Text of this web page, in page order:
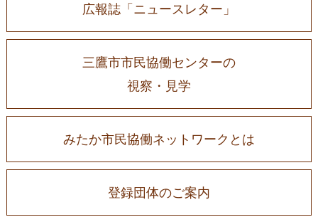
広報誌「ニュースレター」
三鷹市市民協働センターの
視察・見学
みたか市民協働ネットワークとは
登録団体のご案内